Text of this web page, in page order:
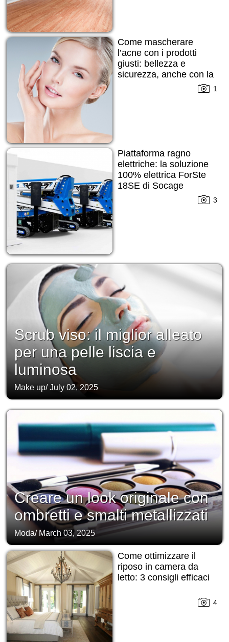
Come mascherare
l’acne con i prodotti
giusti: bellezza e
sicurezza, anche con la
1
Piattaforma ragno
elettriche: la soluzione
100% elettrica ForSte
18SE di Socage
3
Scrub viso: il miglior alleato
per una pelle liscia e
luminosa
Make up/July 02, 2025
Creare un look originale con
ombretti e smalti metallizzati
Moda/ March 03, 2025
Come ottimizzare il
riposo in camera da
letto: 3 consigli efficaci
4